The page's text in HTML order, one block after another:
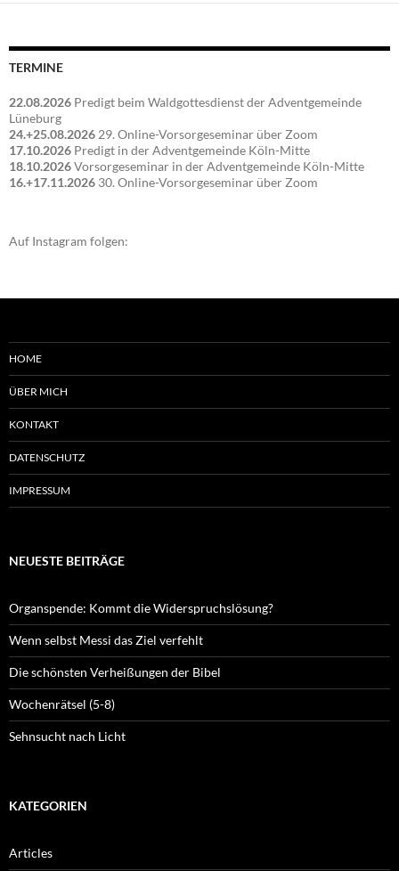
TERMINE
22.08.2026 Predigt beim Waldgottesdienst der Adventgemeinde
Lüneburg
24.+25.08.2026 29. Online-Vorsorgeseminar über Zoom
17.10.2026 Predigt in der Adventgemeinde Köln-Mitte
18.10.2026Vorsorgeseminar in der Adventgemeinde Köln-Mitte
16.+17.11.2026 30. Online-Vorsorgeseminar über Zoom
Auf Instagram folgen:
HOME
ÜBER MICH
KONTAKT
DATENSCHUTZ
IMPRESSUM
NEUESTE BEITRÄGE
Organspende: Kommt die Widerspruchslösung?
Wenn selbst Messi das Ziel verfehlt
Die schönsten Verheißungen der Bibel
Wochenrätsel (5-8)
Sehnsucht nach Licht
KATEGORIEN
Articles